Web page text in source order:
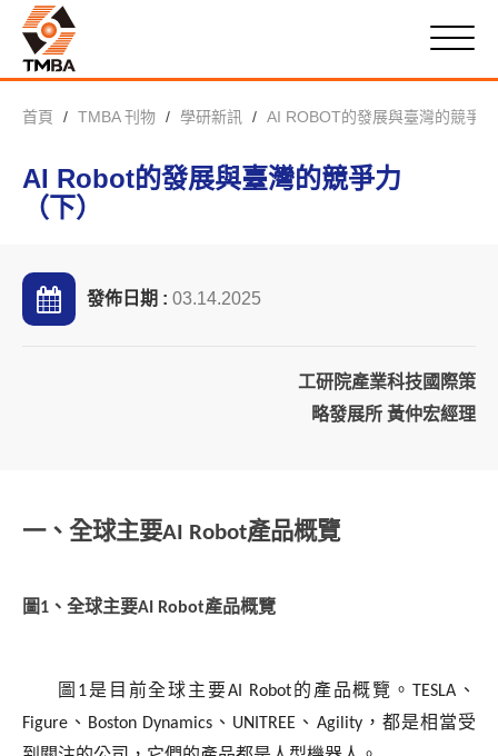
首頁 TMBA 刊物 學研新訊 AI ROBOT的發展與臺灣的競爭
AI Robot的發展與臺灣的競爭力
（下）
發佈日期 : 03.14.2025
工研院產業科技國際策
略發展所 黃仲宏經理
一、全球主要AI Robot產品概覽
圖1、全球主要AI Robot產品概覽
圖 1是目前全球主要AI Robot的產品概覽。 TESLA 、
Figure 、 Boston Dynamics 、 UNITREE 、 Agility，都是相當受